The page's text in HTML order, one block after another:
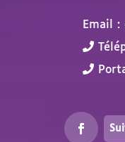
Email :